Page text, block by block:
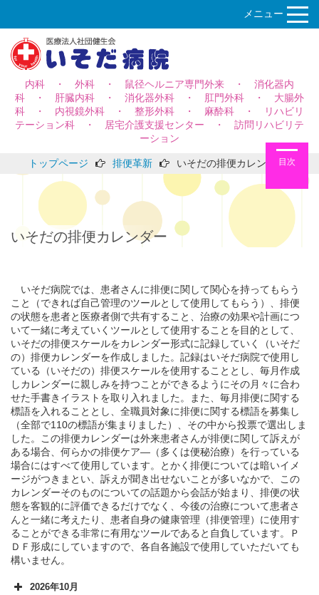
メニュー
内科 ・ 外科 ・ 鼠径ヘルニア専門外来 ・ 消化器内
科 ・ 肝臓内科 ・ 消化器外科 ・ 肛門外科 ・ 大腸外
科 ・ 内視鏡外科 ・ 整形外科 ・ 麻酔科 ・ リハビリ
テーション科 ・ 居宅介護支援センター ・ 訪問リハビリテ
ーション
トップページ 排便革新 いそだの排便カレンダー
いそだの排便カレンダー
目次
いそだ病院では、患者さんに排便に関して関心を持ってもらう
こと（できれば自己管理のツールとして使用してもらう）、排便
の状態を患者と医療者側で共有すること、治療の効果や計画につ
いて一緒に考えていくツールとして使用することを目的として、
いそだの排便スケールをカレンダー形式に記録していく（いそだ
の）排便カレンダーを作成しました。記録はいそだ病院で使用し
ている（いそだの）排便スケールを使用することとし、毎月作成
しカレンダーに親しみを持つことができるようにその月々に合わ
せた手書きイラストを取り入れました。また、毎月排便に関する
標語を入れることとし、全職員対象に排便に関する標語を募集し
（全部で110の標語が集まりました）、その中から投票で選出しま
した。この排便カレンダーは外来患者さんが排便に関して訴えが
ある場合、何らかの排便ケア―（多くは便秘治療）を行っている
場合にはすべて使用しています。とかく排便については暗いイメ
ージがつきまとい、訴えが聞き出せないことが多いなかで、この
カレンダーそのものについての話題から会話が始まり、排便の状
態を客観的に評価できるだけでなく、今後の治療について患者さ
んと一緒に考えたり、患者自身の健康管理（排便管理）に使用す
ることができる非常に有用なツールであると自負しています。Ｐ
ＤＦ形成にしていますので、各自各施設で使用していただいても
構いません。
2026年10月